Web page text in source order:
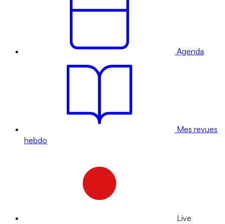
Agenda
Mes revues
hebdo
Live